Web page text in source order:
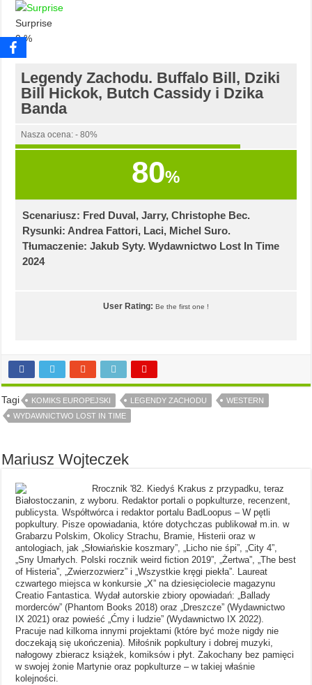
Surprise
0%
Legendy Zachodu. Buffalo Bill, Dziki
Bill Hickok, Butch Cassidy i Dzika
Banda
Nasza ocena: - 80%
80%
Scenariusz: Fred Duval, Jarry, Christophe Bec.
Rysunki: Andrea Fattori, Laci, Michel Suro.
Tłumaczenie: Jakub Syty. Wydawnictwo Lost In Time
2024
User Rating: Be the first one !
Tagi KOMIKS EUROPEJSKI LEGENDY ZACHODU
WESTERN
WYDAWNICTWO LOST IN TIME
Mariusz Wojteczek
Rrocznik '82. Kiedyś Krakus z przypadku, teraz
Białostoczanin, z wyboru. Redaktor portali o popkulturze, recenzent,
publicysta. Współtwórca i redaktor portalu BadLoopus – W pętli
popkultury. Pisze opowiadania, które dotychczas publikował m.in. w
Grabarzu Polskim, Okolicy Strachu, Bramie, Histerii oraz w
antologiach, jak „Słowiańskie koszmary”, „Licho nie śpi”, „City 4”,
„Sny Umarłych. Polski rocznik weird fiction 2019”, „Żertwa”, „The best
of Histeria”, „Zwierzozwierz” i „Wszystkie kręgi piekła”. Laureat
czwartego miejsca w konkursie „X” na dziesięciolecie magazynu
Creatio Fantastica. Wydał autorskie zbiory opowiadań: „Ballady
morderców” (Phantom Books 2018) oraz „Dreszcze” (Wydawnictwo
IX 2021) oraz powieść „Ćmy i ludzie” (Wydawnictwo IX 2022).
Pracuje nad kilkoma innymi projektami (które być może nigdy nie
doczekają się ukończenia). Miłośnik popkultury i dobrej muzyki,
nałogowy zbieracz książek, komiksów i płyt. Zakochany bez pamięci
w swojej żonie Martynie oraz popkulturze – w takiej właśnie
kolejności.